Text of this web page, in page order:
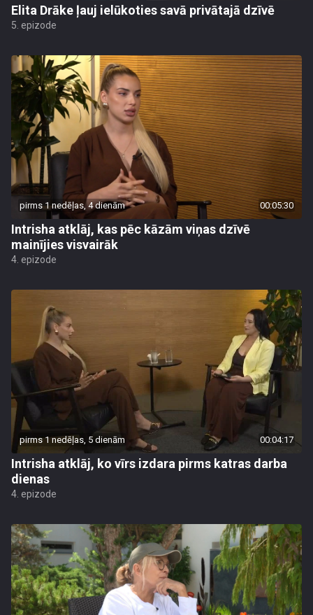
Elita Drāke ļauj ielūkoties savā privātajā dzīvē
5. epizode
pirms 1 nedēļas, 4 dienām 00:05:30
Intrisha atklāj, kas pēc kāzām viņas dzīvē
mainījies visvairāk
4. epizode
pirms 1 nedēļas, 5 dienām 00:04:17
Intrisha atklāj, ko vīrs izdara pirms katras darba
dienas
4. epizode